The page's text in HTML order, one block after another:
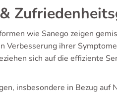
wie Sanego zeigen
Verbesserung ihrer
sich auf die effiziente
insbesondere in Bezug auf